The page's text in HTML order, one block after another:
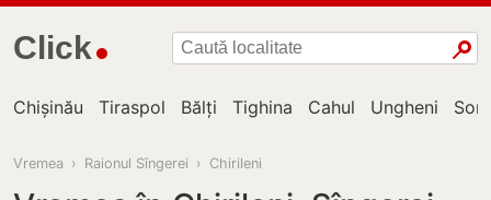
Click
Chișinău Tiraspol Bălți Tighina Cahul Ungheni
Vremea › Raionul Sîngerei › Chirileni